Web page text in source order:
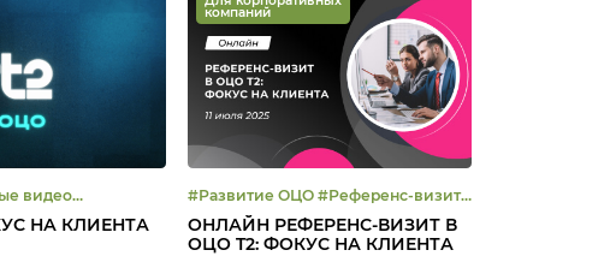
Представители различных ОЦО
обсудили: Тайм-коды: 01:03
Приветствие участников онлайн-
завтрака, анонс мероприятий Клуба
ОЦО 07:11 Основные тренды
развития наставничества в ОЦО
09:56 Яна Шайдецкая, Северсталь-
ЦЕС о […]
видео
НА КЛИЕНТА
компаний
#Развитие ОЦО #Референс-визит
#Сервисная культура
ОНЛАЙН РЕФЕРЕНС-ВИЗИТ В
ОЦО T2: ФОКУС НА КЛИЕНТА